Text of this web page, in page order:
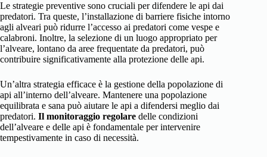
Le strategie preventive sono cruciali per difendere le api dai
predatori. Tra queste, l’installazione di barriere fisiche intorno
agli alveari può ridurre l’accesso ai predatori come vespe e
calabroni. Inoltre, la selezione di un luogo appropriato per
l’alveare, lontano da aree frequentate da predatori, può
contribuire significativamente alla protezione delle api.
Un’altra strategia efficace è la gestione della popolazione di
api all’interno dell’alveare. Mantenere una popolazione
equilibrata e sana può aiutare le api a difendersi meglio dai
predatori. Il monitoraggio regolare delle condizioni
dell’alveare e delle api è fondamentale per intervenire
tempestivamente in caso di necessità.